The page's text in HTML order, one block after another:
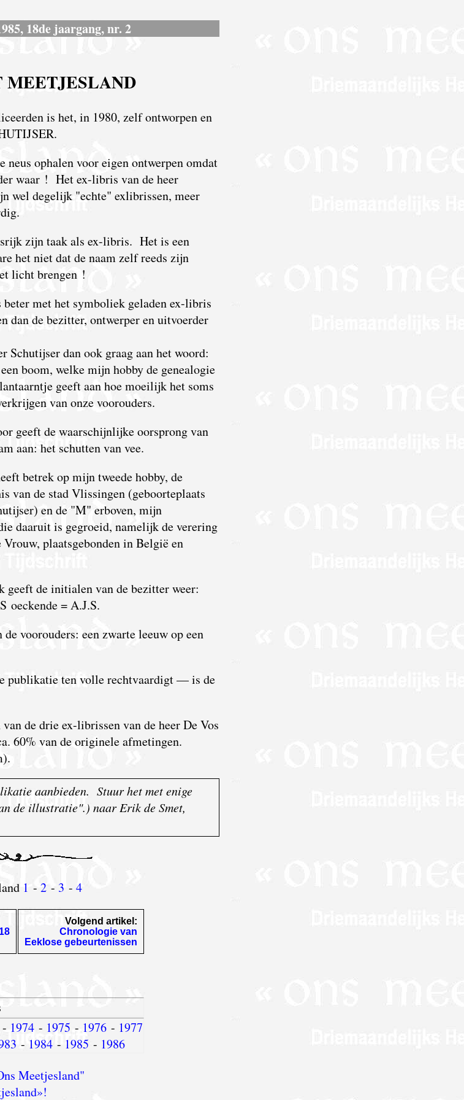
18de jaargang, nr. 2
is het, in 1980, zelf ontworpen en
ophalen voor eigen ontwerpen omdat
waar ! Het ex-libris van de heer
wel degelijk "echte" exlibrissen, meer
zijn taak als ex-libris. Het is een
het niet dat de naam zelf reeds zijn
licht brengen !
beter met het symboliek geladen ex-libris
dan de bezitter, ontwerper en uitvoerder
Schutijser dan ook graag aan het woord:
boom, welke mijn hobby de genealogie
geeft aan hoe moeilijk het soms
van onze voorouders.
geeft de waarschijnlijke oorsprong van
aan: het schutten van vee.
betrek op mijn tweede hobby, de
van de stad Vlissingen (geboorteplaats
en de "M" erboven, mijn
daaruit is gegroeid, namelijk de verering
plaatsgebonden in België en
geeft de initialen van de bezitter weer:
oeckende = A.J.S.
voorouders: een zwarte leeuw op een
publikatie ten volle rechtvaardigt — is de
de drie ex-librissen van de heer De Vos
60% van de originele afmetingen.
aanbieden. Stuur het met enige
de illustratie".) naar Erik de Smet,
1 -2 - 3 -4
Volgend artikel:
Chronologie van
Eeklose gebeurtenissen
- 1974 - 1975 - 1976 - 1977
- 1984- 1985 - 1986
Meetjesland"